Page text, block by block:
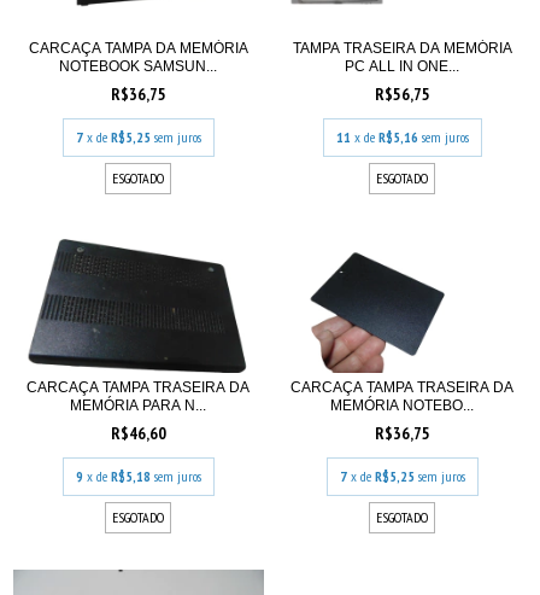
CARCAÇA TAMPA DA MEMÓRIA
NOTEBOOK SAMSUN...
R$36,75
7 x de R$5,25 sem juros
ESGOTADO
TAMPA TRASEIRA DA MEMÓRIA
PC ALL IN ONE...
R$56,75
11 x de R$5,16 sem juros
ESGOTADO
CARCAÇA TAMPA TRASEIRA DA
MEMÓRIA PARA N...
R$46,60
9 x de R$5,18 sem juros
ESGOTADO
CARCAÇA TAMPA TRASEIRA DA
MEMÓRIA NOTEBO...
R$36,75
7 x de R$5,25 sem juros
ESGOTADO